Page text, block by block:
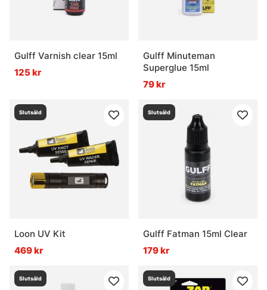
Gulff Varnish clear 15ml
125 kr
Gulff Minuteman
Superglue 15ml
79 kr
Slutsåld
Loon UV Kit
469 kr
Slutsåld
Gulff Fatman 15ml Clear
179 kr
Slutsåld Slutsåld